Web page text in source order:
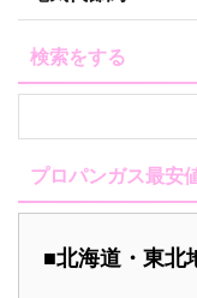
検索をする
プロパンガス最安
■北海道・東北